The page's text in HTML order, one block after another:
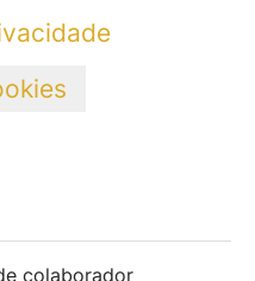
colaborador